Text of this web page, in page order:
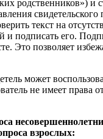
родственников»)
текст на
и подписать его.
Это позволяет
может
не имеет права
взрослых: